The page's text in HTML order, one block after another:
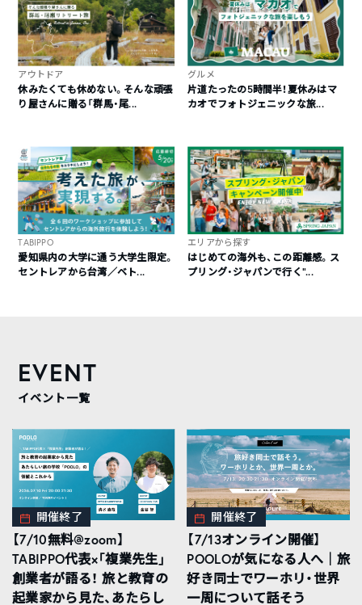
アウトドア
休みたくても休めない。そんな頑張
り屋さんに贈る「群馬・尾...
グルメ
片道たったの5時間半！夏休みはマ
カオでフォトジェニックな旅...
TABIPPO
愛知県内の大学に通う大学生限定。
セントレアから台湾／ベト...
エリアから探す
はじめての海外も、この距離感。ス
プリング・ジャパンで行く“...
EVENT
イベント一覧
開催終了
【7/10無料@zoom】
TABIPPO代表×「複業先生」
創業者が語る！ 旅と教育の
起業家から見た、あたらし
開催終了
【7/13オンライン開催】
POOLOが気になる人へ｜旅
好き同士でワーホリ・世界
一周について話そう